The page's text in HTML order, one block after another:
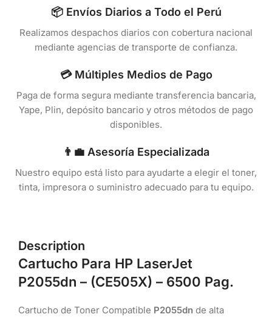
📦 Envíos Diarios a Todo el Perú
Realizamos despachos diarios con cobertura nacional
mediante agencias de transporte de confianza.
💳 Múltiples Medios de Pago
Paga de forma segura mediante transferencia bancaria,
Yape, Plin, depósito bancario y otros métodos de pago
disponibles.
👨‍💼 Asesoría Especializada
Nuestro equipo está listo para ayudarte a elegir el toner,
tinta, impresora o suministro adecuado para tu equipo.
Description
Cartucho Para HP LaserJet
P2055dn – (CE505X) – 6500 Pag.
Cartucho de Toner Compatible P2055dn de alta